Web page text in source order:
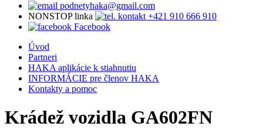
podnetyhaka@gmail.com
NONSTOP linka
+421 910 666 910
Facebook
Úvod
Partneri
HAKA aplikácie k stiahnutiu
INFORMÁCIE pre členov HAKA
Kontakty a pomoc
Krádež vozidla GA602FN